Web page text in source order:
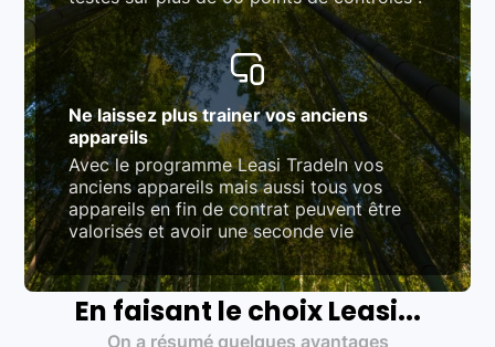
Ne laissez plus trainer vos anciens
appareils
Avec le programme Leasi TradeIn vos
anciens appareils mais aussi tous vos
appareils en fin de contrat peuvent être
valorisés et avoir une seconde vie
En faisant le choix Leasi...
On a résumé quelques avantages